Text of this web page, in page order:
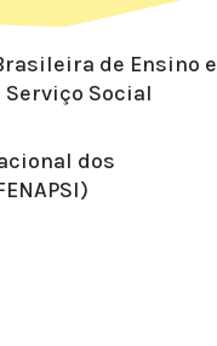
de Ensino e
Serviço Social
dos